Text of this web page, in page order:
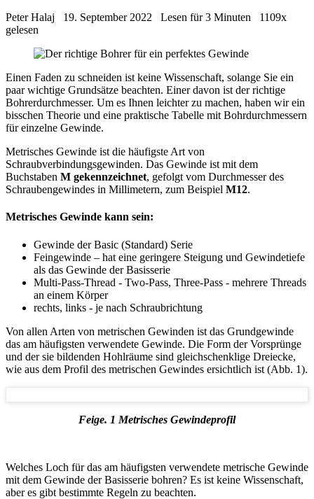
Peter Halaj 19. September 2022 Lesen für 3 Minuten
1109x
gelesen
Einen Faden zu schneiden ist keine Wissenschaft, solange Sie ein
paar wichtige Grundsätze beachten. Einer davon ist der richtige
Bohrerdurchmesser. Um es Ihnen leichter zu machen, haben wir ein
bisschen Theorie und eine praktische Tabelle mit Bohrdurchmessern
für einzelne Gewinde.
Metrisches Gewinde ist die häufigste Art von
Schraubverbindungsgewinden. Das Gewinde ist mit dem
Buchstaben M gekennzeichnet, gefolgt vom Durchmesser des
Schraubengewindes in Millimetern, zum Beispiel M12.
Metrisches Gewinde kann sein:
Gewinde der Basic (Standard) Serie
Feingewinde – hat eine geringere Steigung und Gewindetiefe
als das Gewinde der Basisserie
Multi-Pass-Thread - Two-Pass, Three-Pass - mehrere Threads
an einem Körper
rechts, links - je nach Schraubrichtung
Von allen Arten von metrischen Gewinden ist das Grundgewinde
das am häufigsten verwendete Gewinde. Die Form der Vorsprünge
und der sie bildenden Hohlräume sind gleichschenklige Dreiecke,
wie aus dem Profil des metrischen Gewindes ersichtlich ist (Abb. 1).
Feige. 1 Metrisches Gewindeprofil
Welches Loch für das am häufigsten verwendete metrische Gewinde
mit dem Gewinde der Basisserie bohren? Es ist keine Wissenschaft,
aber es gibt bestimmte Regeln zu beachten.